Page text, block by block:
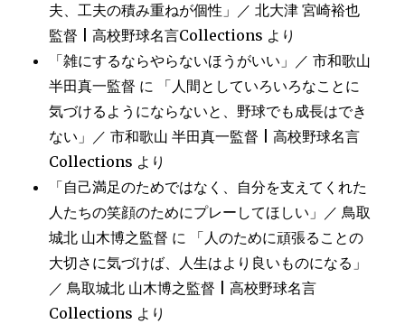
夫、工夫の積み重ねが個性」／ 北大津 宮崎裕也
監督 | 高校野球名言Collections より
「雑にするならやらないほうがいい」／ 市和歌山
半田真一監督 に
「人間としていろいろなことに
気づけるようにならないと、野球でも成長はでき
ない」／ 市和歌山 半田真一監督 | 高校野球名言
Collections より
「自己満足のためではなく、自分を支えてくれた
人たちの笑顔のためにプレーしてほしい」／ 鳥取
城北 山木博之監督 に
「人のために頑張ることの
大切さに気づけば、人生はより良いものになる」
／ 鳥取城北 山木博之監督 | 高校野球名言
Collections より